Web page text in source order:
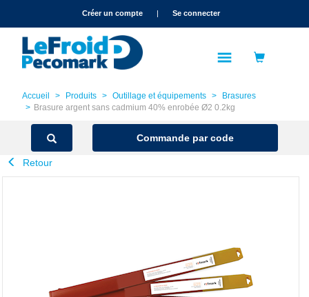
text.skipToNavigationCréer un compte | Se connecter
Accueil Produits Outillage et équipements
Brasures
Brasure argent sans cadmium 40% enrobée Ø2 0.2kg
Commande par code
Retour